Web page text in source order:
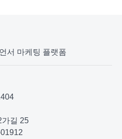
서 마케팅 플랫폼
가길 25